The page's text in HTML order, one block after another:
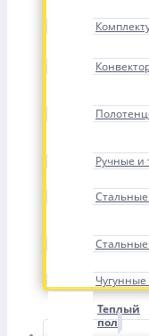
Ручные и
Теплый
пол